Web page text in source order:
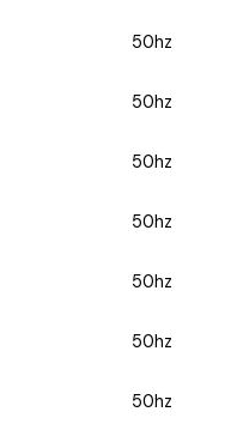
50hz
50hz
50hz
50hz
50hz
50hz
50hz